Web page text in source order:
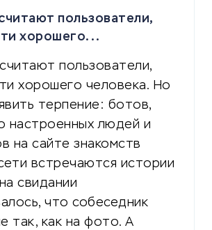
пользователи,
хорошего...
пользователи,
хорошего человека. Но
терпение: ботов,
настроенных людей и
на сайте знакомств
встречаются истории
свидании
что собеседник
так, как на фото. А